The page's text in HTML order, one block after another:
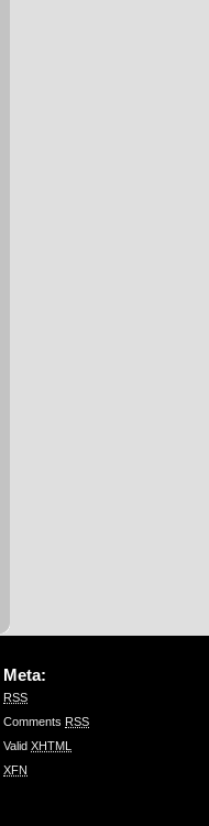
Meta:
RSS
Comments RSS
Valid XHTML
XFN